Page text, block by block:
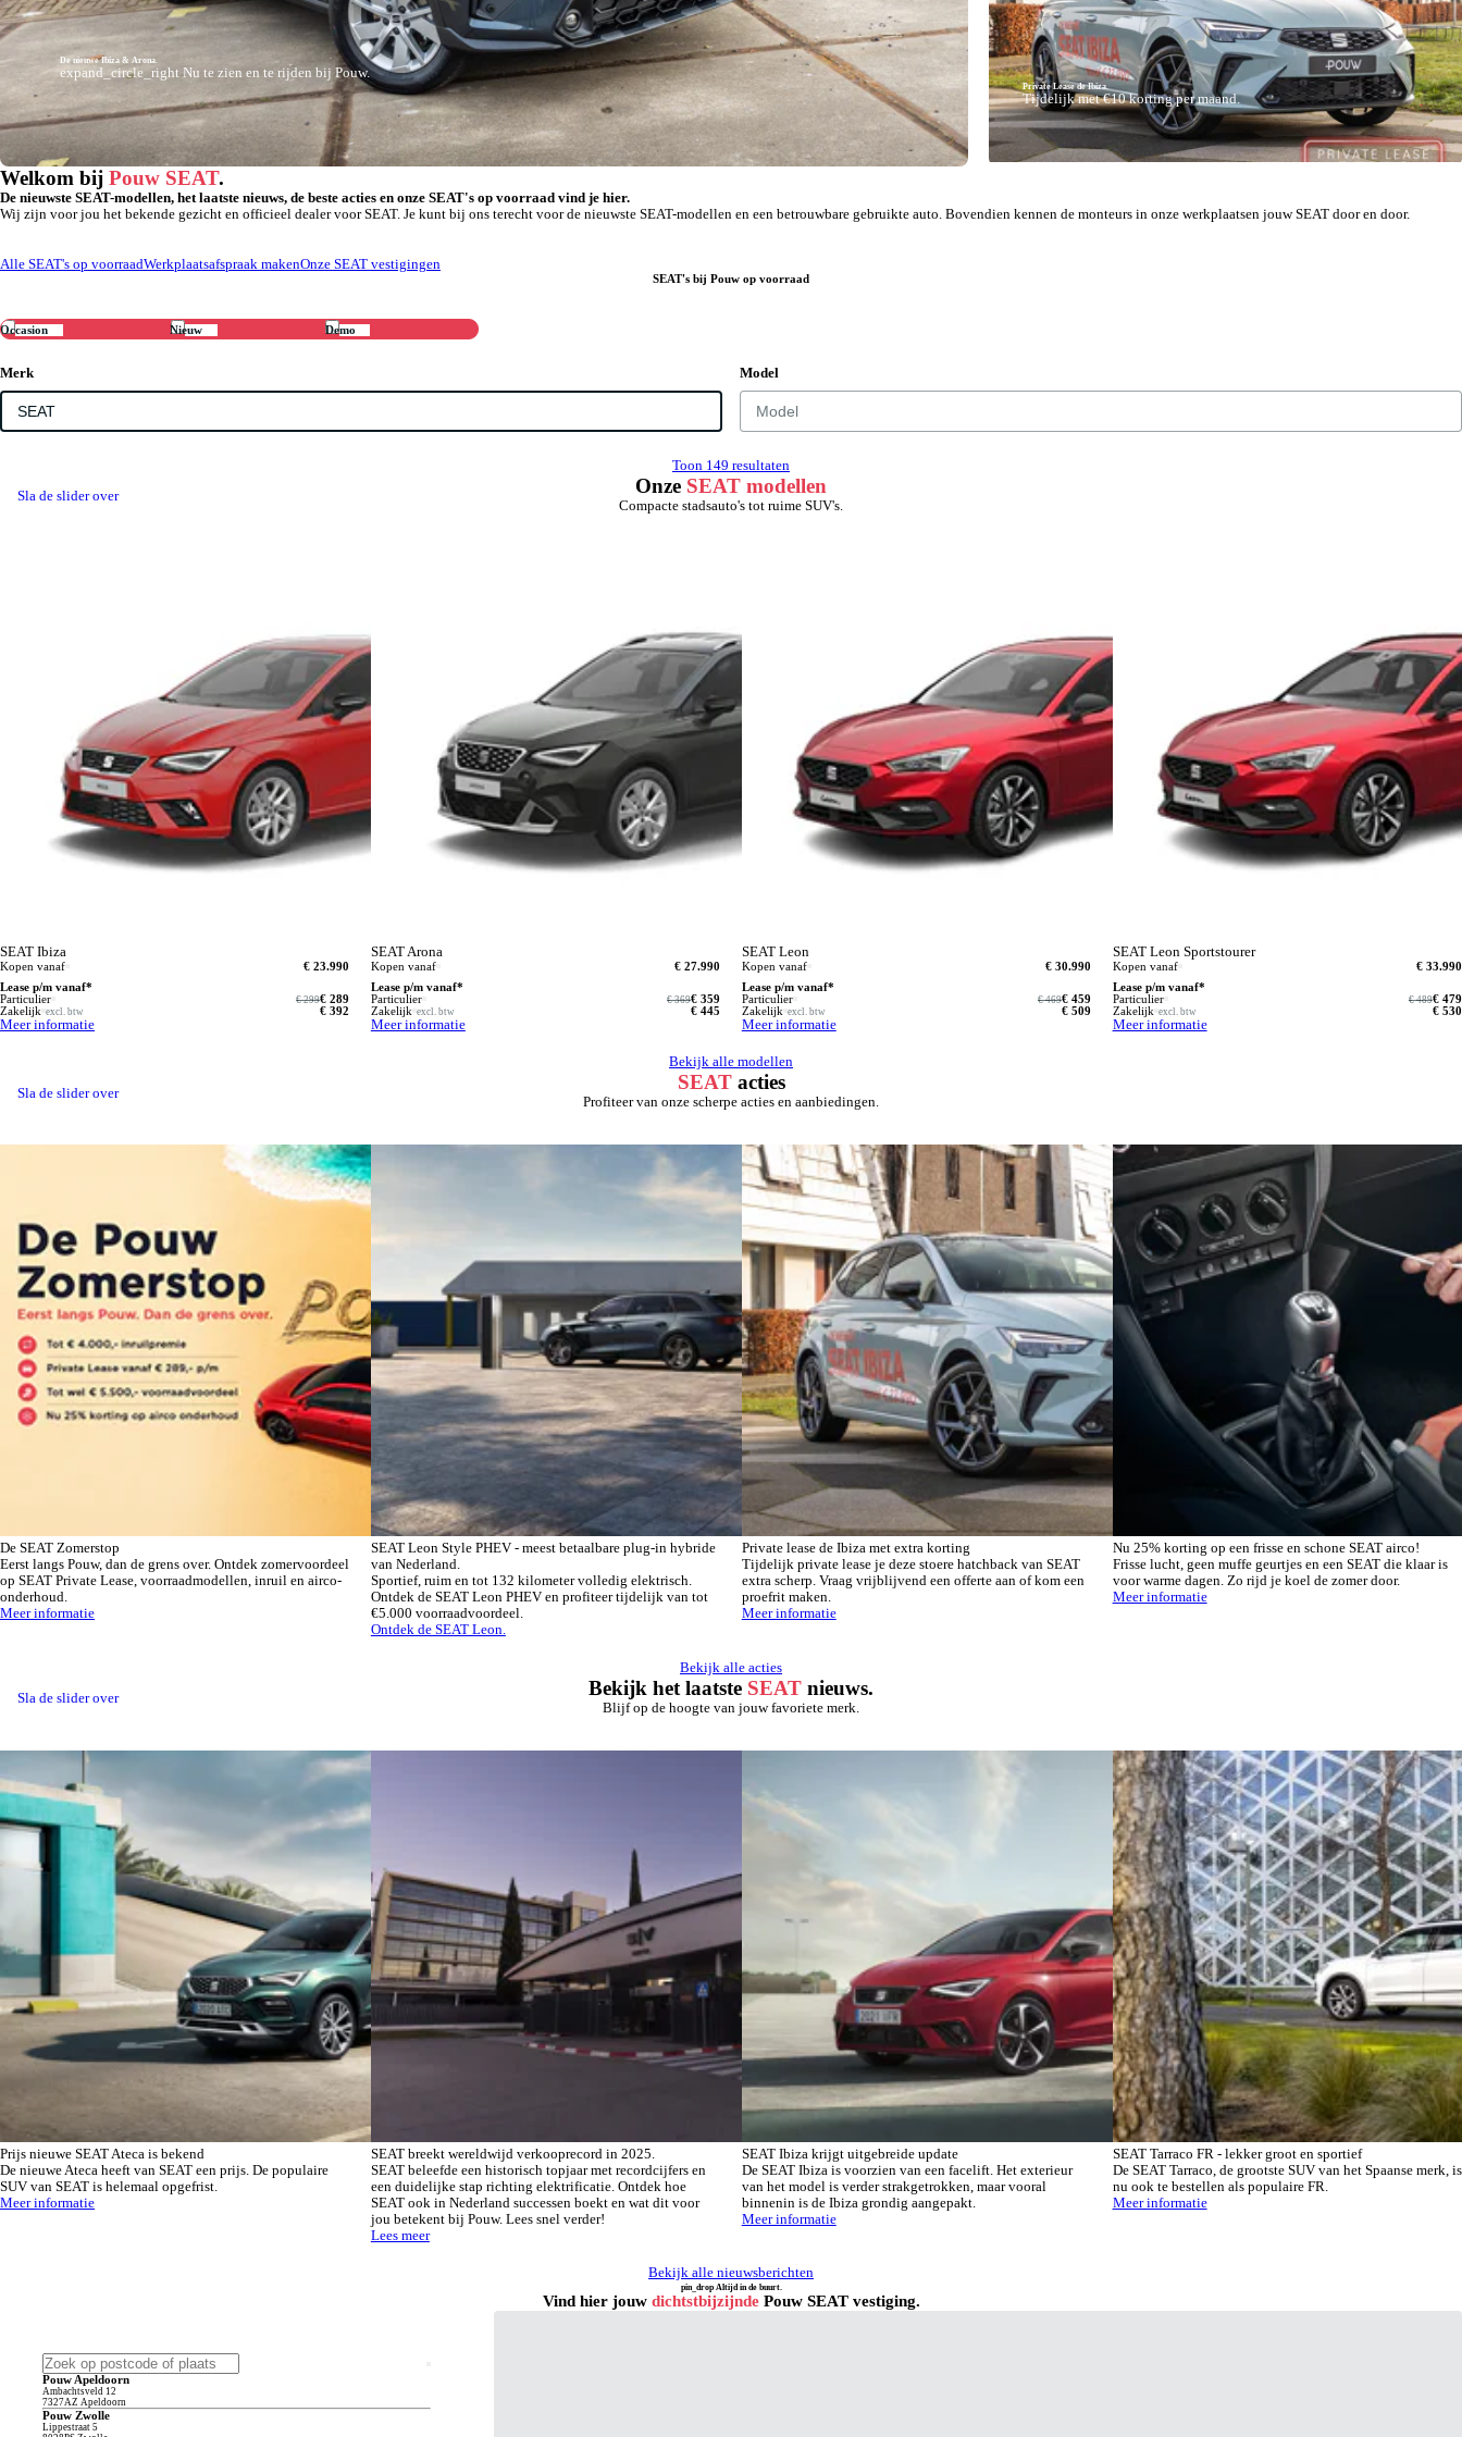
De nieuwe Ibiza & Arona.
expand_circle_rightNu te zien en te rijden bij Pouw.
Private Lease de Ibiza.
Tijdelijk met €10 korting per maand.
Welkom bij Pouw SEAT.
De nieuwste SEAT-modellen, het laatste nieuws, de beste acties en onze SEAT's op voorraad vind je hier.
Wij zijn voor jou het bekende gezicht en officieel dealer voor SEAT. Je kunt bij ons terecht voor de nieuwste SEAT-modellen en een betrouwbare gebruikte auto. Bovendien kennen de monteurs in onze werkplaatsen jouw SEAT door en door.
Alle SEAT's op voorraadWerkplaatsafspraak makenOnze SEAT vestigingen
SEAT's bij Pouw op voorraad
Occasion Nieuw Demo
Merk Model
Toon 149 resultaten
Onze SEAT modellen
Compacte stadsauto's tot ruime SUV's.
Sla de slider over
SEAT Ibiza
Kopen vanaf
€ 23.990
Lease p/m vanaf*
Particulier
€ 289
€ 299
Zakelijk excl. btw € 392
Meer informatie
SEAT Arona
Kopen vanaf
€ 27.990
Lease p/m vanaf*
Particulier
€ 359
€ 369
Zakelijk excl. btw € 445
Meer informatie
SEAT Leon
Kopen vanaf
€ 30.990
Lease p/m vanaf*
Particulier
€ 459
€ 469
Zakelijk excl. btw € 509
Meer informatie
SEAT Leon Sportstourer
Kopen vanaf
€ 33.990
Lease p/m vanaf*
Particulier
€ 479
€ 489
Zakelijk excl. btw € 530
Meer informatie
Bekijk alle modellen
SEATacties
Profiteer van onze scherpe acties en aanbiedingen.
Sla de slider over
De SEAT Zomerstop
Eerst langs Pouw, dan de grens over. Ontdek zomervoordeel
op SEAT Private Lease, voorraadmodellen, inruil en airco-
onderhoud.
Meer informatie
SEAT Leon Style PHEV - meest betaalbare plug-in hybride
van Nederland.
Sportief, ruim en tot 132 kilometer volledig elektrisch.
Ontdek de SEAT Leon PHEV en profiteer tijdelijk van tot
€5.000 voorraadvoordeel.
Ontdek de SEAT Leon.
Private lease de Ibiza met extra korting
Tijdelijk private lease je deze stoere hatchback van SEAT
extra scherp. Vraag vrijblijvend een offerte aan of kom een
proefrit maken.
Meer informatie
Nu 25% korting op een frisse en schone SEAT airco!
Frisse lucht, geen muffe geurtjes en een SEAT die klaar is
voor warme dagen. Zo rijd je koel de zomer door.
Meer informatie
Bekijk alle acties
Bekijk het laatste SEAT nieuws.
Blijf op de hoogte van jouw favoriete merk.
Sla de slider over
Prijs nieuwe SEAT Ateca is bekend
De nieuwe Ateca heeft van SEAT een prijs. De populaire
SUV van SEAT is helemaal opgefrist.
Meer informatie
SEAT breekt wereldwijd verkooprecord in 2025.
SEAT beleefde een historisch topjaar met recordcijfers en
een duidelijke stap richting elektrificatie. Ontdek hoe
SEAT ook in Nederland successen boekt en wat dit voor
jou betekent bij Pouw. Lees snel verder!
Lees meer
SEAT Ibiza krijgt uitgebreide update
De SEAT Ibiza is voorzien van een facelift. Het exterieur
van het model is verder strakgetrokken, maar vooral
binnenin is de Ibiza grondig aangepakt.
Meer informatie
SEAT Tarraco FR - lekker groot en sportief
De SEAT Tarraco, de grootste SUV van het Spaanse merk, is
nu ook te bestellen als populaire FR.
Meer informatie
Bekijk alle nieuwsberichten
pin_dropAltijd in de buurt.
Vind hier jouw dichtstbijzijndePouw SEAT vestiging.
Pouw Apeldoorn
Ambachtsveld 12
7327AZ Apeldoorn
Pouw Zwolle
Lippestraat 5